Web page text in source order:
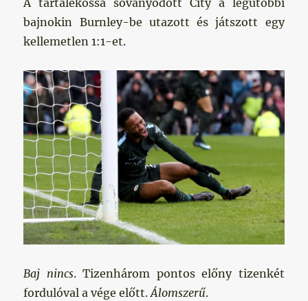
A tartalékossá soványodott City a legutóbbi
bajnokin Burnley-be utazott és játszott egy
kellemetlen 1:1-et.
Baj nincs. Tizenhárom pontos előny tizenkét
fordulóval a vége előtt.Álomszerű.